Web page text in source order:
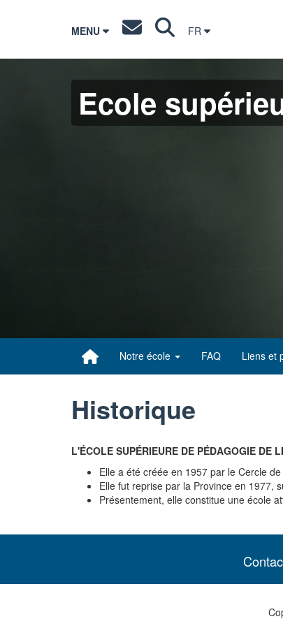
MENU FR
Ecole
Notre école FAQ Liens et
Historique
L'ÉCOLE SUPÉRIEURE DE PÉDAGOGIE DE
Elle a été créée en 1957 par le Cercle
Elle fut reprise par la Province en 1977,
Présentement, elle constitue une école